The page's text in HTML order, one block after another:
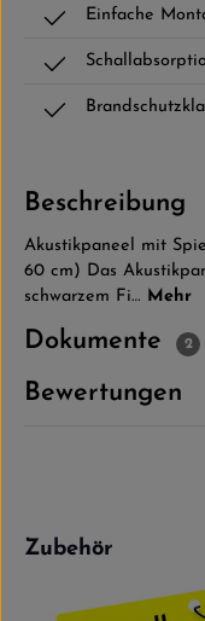
Einfache
Beschreibung
Akustikpaneel mit
60 cm) Das
schwarzem Fi… Mehr
Dokumente 2
Bewertungen
Produktgalerie
Zubehör